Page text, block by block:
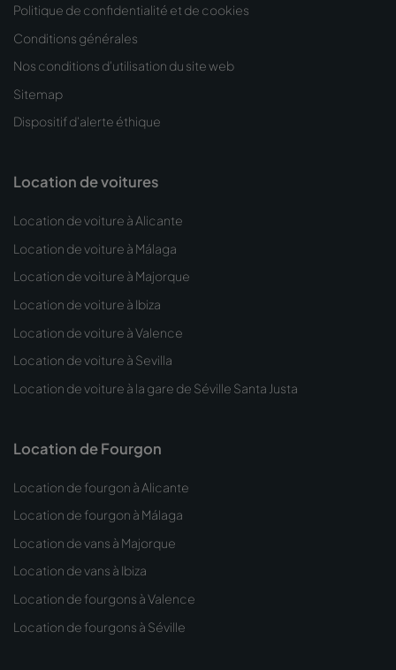
Politique de confidentialité et de cookies
Conditions générales
Nos conditions d'utilisation du site web
Sitemap
Dispositif d'alerte éthique
Location de voitures
Location de voiture à Alicante
Location de voiture à Málaga
Location de voiture à Majorque
Location de voiture à Ibiza
Location de voiture à Valence
Location de voiture à Sevilla
Location de voiture à la gare de Séville Santa Justa
Location de Fourgon
Location de fourgon à Alicante
Location de fourgon à Málaga
Location de vans à Majorque
Location de vans à Ibiza
Location de fourgons à Valence
Location de fourgons à Séville